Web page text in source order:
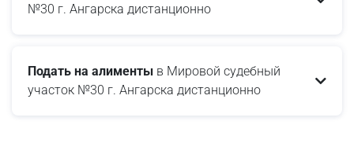
№30 г. Ангарска дистанционно
Подать на алименты в Мировой судебный
участок №30 г. Ангарска дистанционно